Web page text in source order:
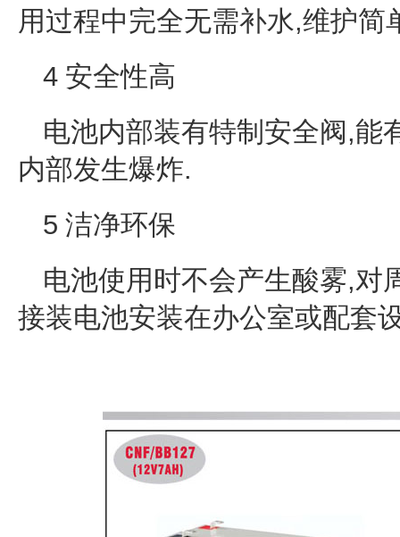
用过程中完全无需补水,维护简
4 安全性高
电池内部装有特制安全阀,能
内部发生爆炸.
5 洁净环保
电池使用时不会产生酸雾,对
接装电池安装在办公室或配套